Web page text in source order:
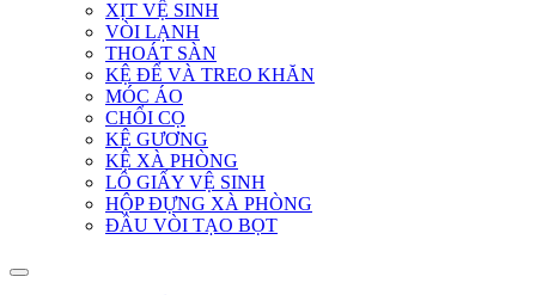
XỊT VỆ SINH
VÒI LẠNH
THOÁT SÀN
KỆ ĐỂ VÀ TREO KHĂN
MÓC ÁO
CHỔI CỌ
KỆ GƯƠNG
KỆ XÀ PHÒNG
LÔ GIẤY VỆ SINH
HỘP ĐỰNG XÀ PHÒNG
ĐẦU VÒI TẠO BỌT